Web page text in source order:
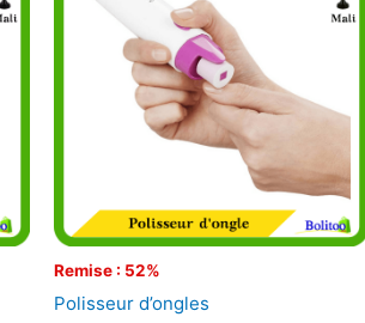
Remise : 52%
Polisseur d’ongles
10.500 CFA.5.000 CFA.